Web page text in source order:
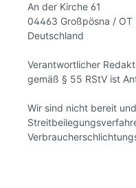
An der Kirche 61
04463 Großpösna / OT
Deutschland
Verantwortlicher
gemäß § 55 RStV ist
Wir sind nicht bereit